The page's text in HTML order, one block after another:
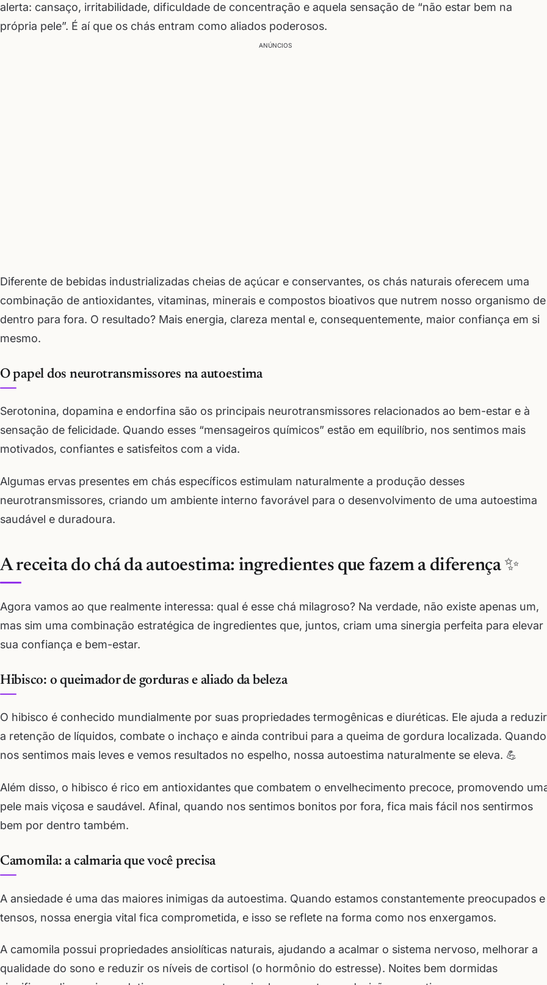
alerta: cansaço, irritabilidade, dificuldade de concentração e aquela sensação de “não estar bem na
própria pele”. É aí que os chás entram como aliados poderosos.
ANÚNCIOS
Diferente de bebidas industrializadas cheias de açúcar e conservantes, os chás naturais oferecem uma
combinação de antioxidantes, vitaminas, minerais e compostos bioativos que nutrem nosso organismo de
dentro para fora. O resultado? Mais energia, clareza mental e, consequentemente, maior confiança em si
mesmo.
O papel dos neurotransmissores na autoestima
Serotonina, dopamina e endorfina são os principais neurotransmissores relacionados ao bem-estar e à
sensação de felicidade. Quando esses “mensageiros químicos” estão em equilíbrio, nos sentimos mais
motivados, confiantes e satisfeitos com a vida.
Algumas ervas presentes em chás específicos estimulam naturalmente a produção desses
neurotransmissores, criando um ambiente interno favorável para o desenvolvimento de uma autoestima
saudável e duradoura.
A receita do chá da autoestima: ingredientes que fazem a diferença ✨
Agora vamos ao que realmente interessa: qual é esse chá milagroso? Na verdade, não existe apenas um,
mas sim uma combinação estratégica de ingredientes que, juntos, criam uma sinergia perfeita para elevar
sua confiança e bem-estar.
Hibisco: o queimador de gorduras e aliado da beleza
O hibisco é conhecido mundialmente por suas propriedades termogênicas e diuréticas. Ele ajuda a reduzir
a retenção de líquidos, combate o inchaço e ainda contribui para a queima de gordura localizada. Quando
nos sentimos mais leves e vemos resultados no espelho, nossa autoestima naturalmente se eleva. 💪
Além disso, o hibisco é rico em antioxidantes que combatem o envelhecimento precoce, promovendo
pele mais viçosa e saudável. Afinal, quando nos sentimos bonitos por fora, fica mais fácil nos sentirmos
bem por dentro também.
Camomila: a calmaria que você precisa
A ansiedade é uma das maiores inimigas da autoestima. Quando estamos constantemente preocupados e
tensos, nossa energia vital fica comprometida, e isso se reflete na forma como nos enxergamos.
A camomila possui propriedades ansiolíticas naturais, ajudando a acalmar o sistema nervoso, melhorar a
qualidade do sono e reduzir os níveis de cortisol (o hormônio do estresse). Noites bem dormidas